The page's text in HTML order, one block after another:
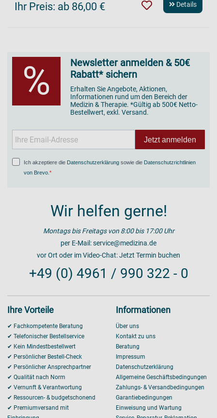
Ihr Preis: ab 86,00 € Details
%
Newsletter anmelden & 50€
Rabatt* sichern
Erhalten Sie Angebote, Aktionen,
Informationen rund um den Bereich der
Medizin & Therapie. *Gültig ab 500€ Netto-
Bestellwert, exkl. Versand.
Jetzt anmelden
Ich akzeptiere die Datenschutzerklärung sowie die Datenschutzrichtlinien
von Brevo
Wir helfen gerne!
Montags bis Freitags von 8:00 bis 17:00 Uhr
per E-Mail:service@medizina.de
vor Ort oder im Video-Chat:Jetzt Termin buchen
+49 (0) 4961 / 990 322 - 0
Ihre Vorteile
✔ Fachkompetente Beratung
✔ Telefonischer Bestellservice
✔ Kein Mindestbestellwert
✔ Persönlicher Bestell-Check
✔ Persönlicher Ansprechpartner
✔ Qualität nach Norm
✔ Vernunft & Verantwortung
✔ Ressourcen- & budgetschonend
✔ Premiumversand mit
Informationen
Über uns
Kontakt zu uns
Beratung
Impressum
Datenschutzerklärung
Allgemeine Geschäftsbedingungen
Zahlungs- & Versandbedingungen
Garantiebedingungen
Einweisung und Wartung